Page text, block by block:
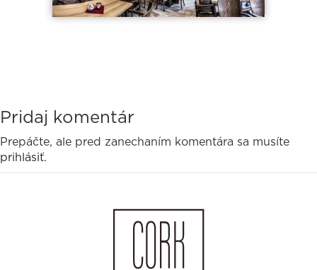
Pridaj komentár
Prepáčte, ale pred zanechaním komentára sa musíte
prihlásiť.